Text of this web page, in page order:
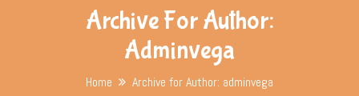
Archive For Author:
Adminvega
Home Archive for Author: adminvega